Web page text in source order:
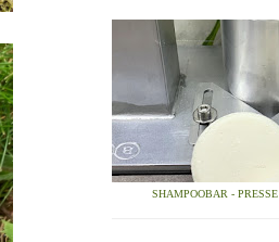
SHAMPOOBAR - PRESSE